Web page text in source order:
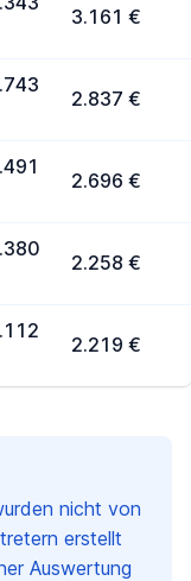
nicht von
erstellt
Auswertung
3.161 €
2.837 €
2.696 €
2.258 €
2.219 €